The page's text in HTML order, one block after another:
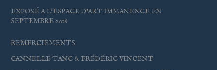
EXPOSÉ A L'ESPACE D'ART IMMANENCE EN
SEPTEMBRE 2018
REMERCIEMENTS
CANNELLE TANC & FRÉDÉRIC VINCENT